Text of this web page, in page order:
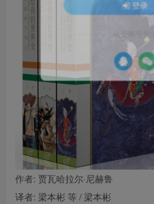
作者: 贾瓦哈拉尔·尼赫鲁
译者: 梁本彬 等 / 梁本彬
登录
社交账号登录